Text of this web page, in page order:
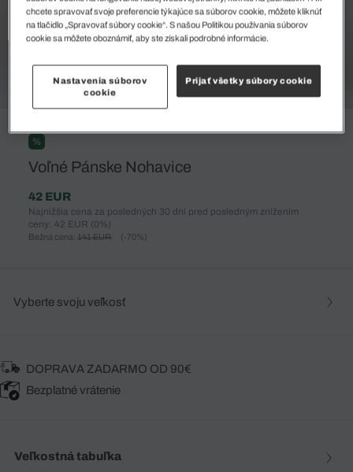
%
Voľné Pánske Nohavice
42 EUR
Najnižšia cena za posledných 30 dní pred posledným znížením
ceny: 42 EUR (0%)
Bežná cena: 141 EUR (-70%)
Vyberte svoju veľkosť
DOPRAVA ZADARMO OD 90€
Bezplatné vrátenie
Veľkostná tabuľka
chcete spravovať svoje preferencie týkajúce sa súborov cookie, môžete kliknúť
na tlačidlo „Spravovať súbory cookie“. S našou Politikou používania súborov
cookie sa môžete oboznámiť, aby ste získali podrobné informácie.
Nastavenia súborov
cookie
Prijať všetky súbory cookie